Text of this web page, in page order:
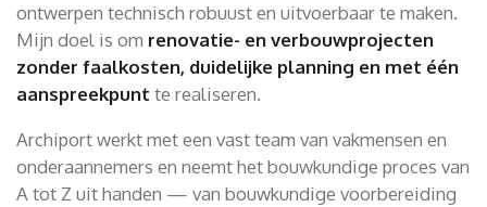
ontwerpen technisch robuust en uitvoerbaar te maken.
Mijn doel is om renovatie- en verbouwprojecten
zonder faalkosten, duidelijke planning en met één
aanspreekpunt te realiseren.
Archiport werkt met een vast team van vakmensen en
onderaannemers en neemt het bouwkundige proces van
A tot Z uit handen — van bouwkundige voorbereiding